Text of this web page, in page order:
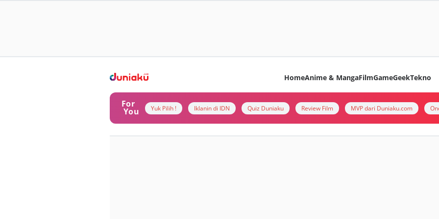
HomeAnime & MangaFilmGameGeekTekno
For
You Yuk Pilih ! Iklanin di IDN Quiz Duniaku Review Film MVP dari Duniaku.com